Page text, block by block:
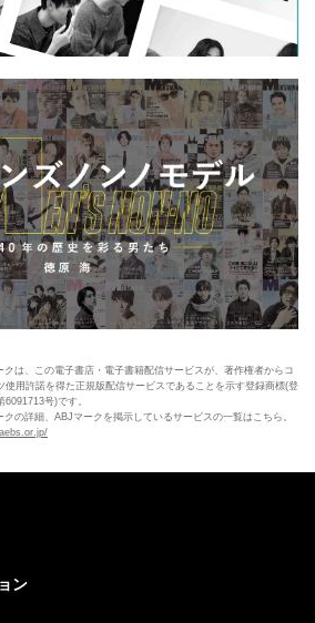
クは、この電子書店・電子書籍配信サービスが、著作権者からコ
使用許諾を得た正規版配信サービスであることを示す登録商標(登
6091713号)です。
クの詳細、ABJマークを掲示しているサービスの一覧はこちら。
ン